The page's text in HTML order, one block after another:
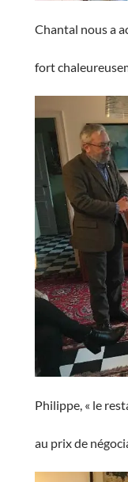
Chantal nous a
fort
Philippe, « le
au prix de